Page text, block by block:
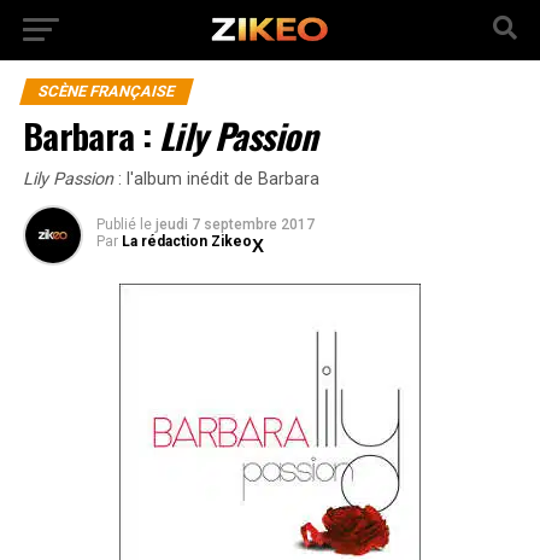
SCÈNE FRANÇAISE
Barbara : Lily Passion
Lily Passion: l'album inédit de Barbara
Publié le jeudi 7 septembre 2017
Par La rédaction Zikeo